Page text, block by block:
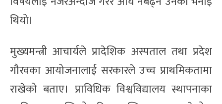
थियो।
मुख्यमन्त्री आचार्यले प्रादेशिक अस्पताल तथा प्रदेश
गौरवका आयोजनालाई सरकारले उच्च प्राथमिकतामा
राखेको बताए। प्राविधिक विश्वविद्यालय स्थापनाका